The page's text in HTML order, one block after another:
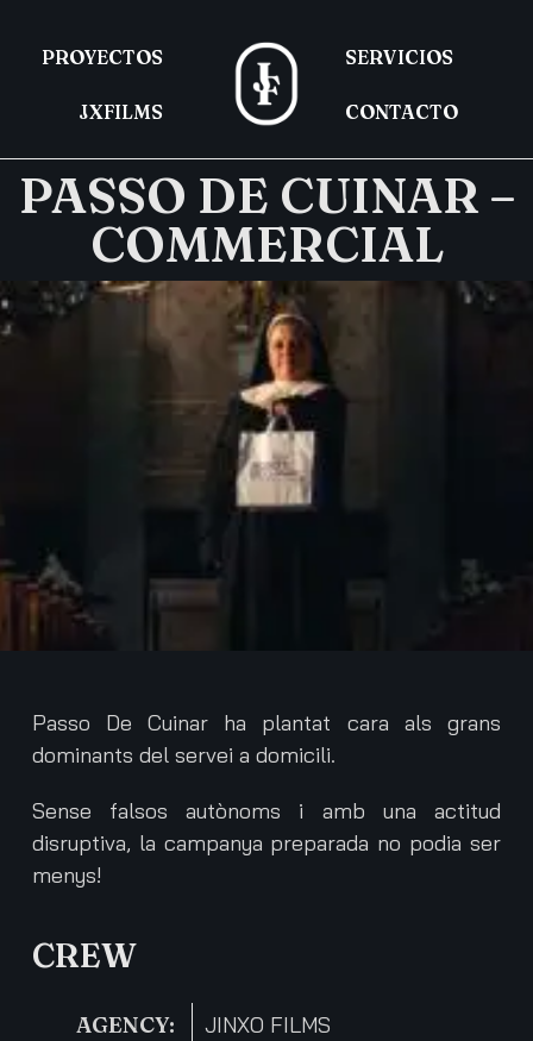
PROYECTOS
JXFILMS
SERVICIOS
CONTACTO
PASSO DE CUINAR –
COMMERCIAL
Passo De Cuinar ha plantat cara als grans
dominants del servei a domicili.
Sense falsos autònoms i amb una actitud
disruptiva, la campanya preparada no podia ser
menys!
CREW
AGENCY:
JINXO FILMS